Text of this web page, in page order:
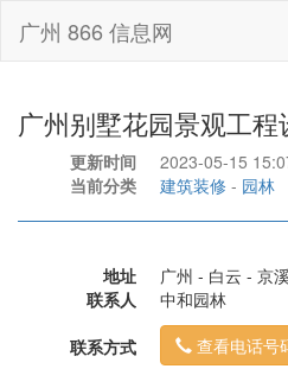
广州 866 信息网
广州别墅花园景观工程
更新时间
2023-05-15
当前分类
建筑装修 - 园林
地址
广州 - 白云 - 京
联系人
中和园林
联系方式
查看电话号